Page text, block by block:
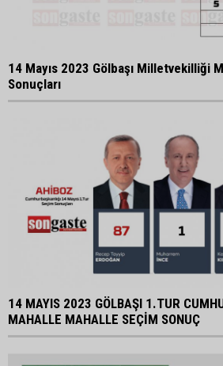
14 Mayıs 2023 Gölbaşı Milletvekilliği
Sonuçları
14 MAYIS 2023 GÖLBAŞI 1.TUR
MAHALLE MAHALLE SEÇİM SONUÇ